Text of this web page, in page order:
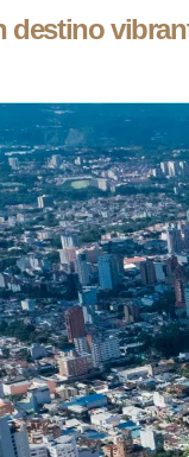
destino